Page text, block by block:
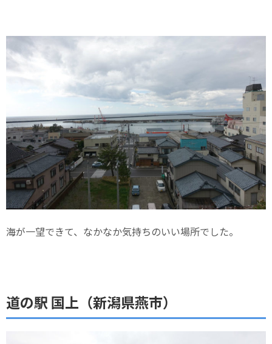
海が一望できて、なかなか気持ちのいい場所でした。
道の駅 国上（新潟県燕市）